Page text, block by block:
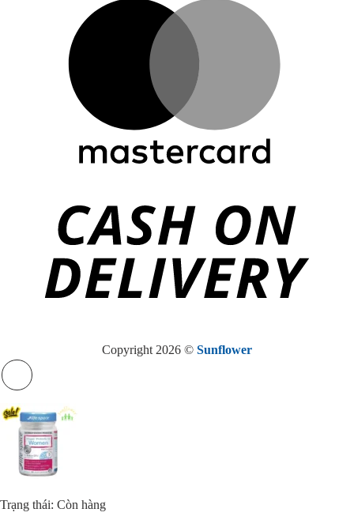
Copyright 2026 © Sunflower
Trạng thái: Còn hàng